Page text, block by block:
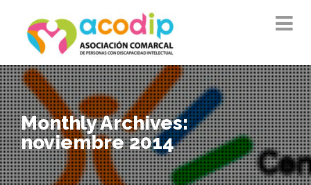
Monthly Archives:
noviembre 2014